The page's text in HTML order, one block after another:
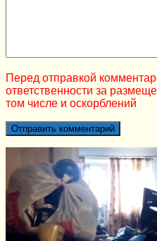
Перед отправкой
ответственности за
том числе и оскорблений